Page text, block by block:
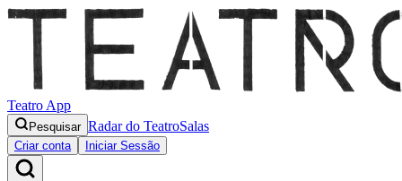
Teatro App
Pesquisar Radar do TeatroSalas
Criar conta Iniciar Sessão